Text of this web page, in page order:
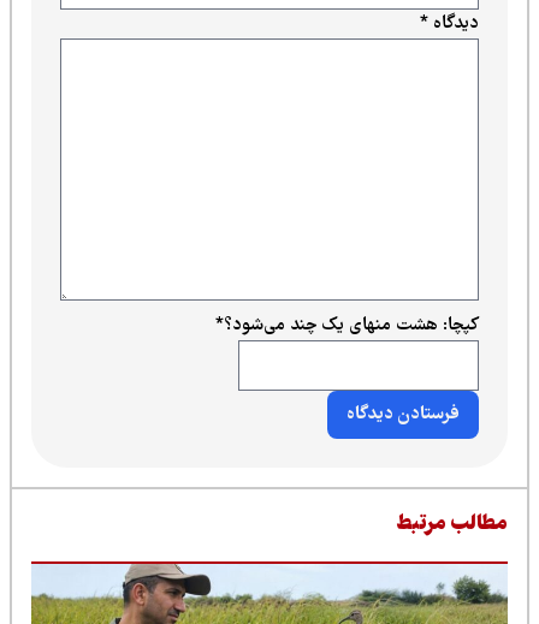
دیدگاه*
کپچا: هشت منهای یک چند می‌شود؟*
مرتبط